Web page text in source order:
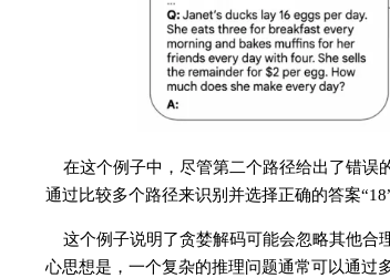
在这个例子中，尽管第二个路径给出了错误
通过比较多个路径来识别并选择正确的答案“18”
这个例子说明了贪婪解码可能会忽略其他合
心思想是，一个复杂的推理问题通常可以通过